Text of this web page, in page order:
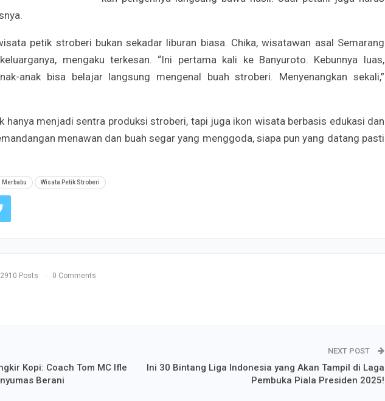
petik stroberi bukan sekadar liburan biasa. Chika, wisatawan asal Semarang
mengaku terkesan. “Ini pertama kali ke Banyuroto. Kebunnya luas,
anak bisa belajar langsung mengenal buah stroberi. Menyenangkan sekali,”
hanya menjadi sentra produksi stroberi, tapi juga ikon wisata berbasis edukasi dan
menawan dan buah segar yang menggoda, siapa pun yang datang pasti
Merbabu Wisata Petik Stroberi
2910 Posts 0 Comments
Kopi: Coach Tom MC Ifle
Berani
NEXT POST
Ini 30 Bintang Liga Indonesia yang Akan Tampil di Laga
Pembuka Piala Presiden 2025!